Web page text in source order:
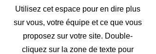
Utilisez cet espace pour en dire plus
sur vous, votre équipe et ce que vous
proposez sur votre site. Double-
cliquez sur la zone de texte pour